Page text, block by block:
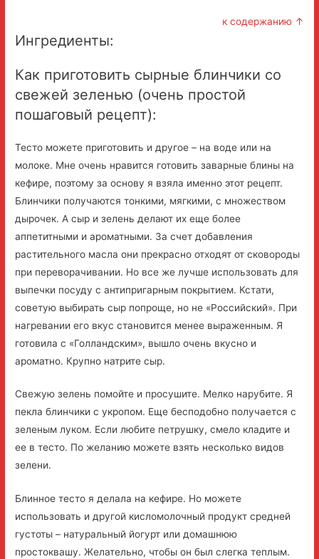
к содержанию ↑
Ингредиенты:
Как приготовить сырные блинчики со
свежей зеленью (очень простой
пошаговый рецепт):
Тесто можете приготовить и другое – на воде или на
молоке. Мне очень нравится готовить заварные блины на
кефире, поэтому за основу я взяла именно этот рецепт.
Блинчики получаются тонкими, мягкими, с множеством
дырочек. А сыр и зелень делают их еще более
аппетитными и ароматными. За счет добавления
растительного масла они прекрасно отходят от сковороды
при переворачивании. Но все же лучше использовать для
выпечки посуду с антипригарным покрытием. Кстати,
советую выбирать сыр попроще, но не «Российский». При
нагревании его вкус становится менее выраженным. Я
готовила с «Голландским», вышло очень вкусно и
ароматно. Крупно натрите сыр.
Свежую зелень помойте и просушите. Мелко нарубите. Я
пекла блинчики с укропом. Еще бесподобно получается с
зеленым луком. Если любите петрушку, смело кладите и
ее в тесто. По желанию можете взять несколько видов
зелени.
Блинное тесто я делала на кефире. Но можете
использовать и другой кисломолочный продукт средней
густоты – натуральный йогурт или домашнюю
простоквашу. Желательно, чтобы он был слегка теплым.